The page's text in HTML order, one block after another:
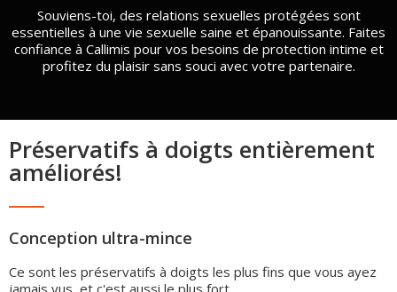
Souviens-toi, des relations sexuelles protégées sont
essentielles à une vie sexuelle saine et épanouissante. Faites
confiance à Callimis pour vos besoins de protection intime et
profitez du plaisir sans souci avec votre partenaire.
Préservatifs à doigts entièrement
améliorés!
Conception ultra-mince
Ce sont les préservatifs à doigts les plus fins que vous ayez
jamais vus, et c'est aussi le plus fort.